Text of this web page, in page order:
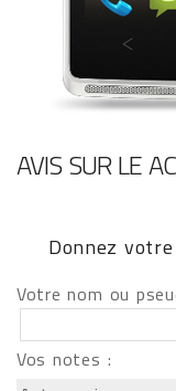
AVIS SUR LE
Donnez
Votre nom ou
Vos notes :